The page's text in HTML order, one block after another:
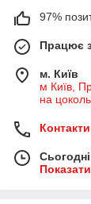
97%
Працює
м. Київ
м Київ,
на
Контакти